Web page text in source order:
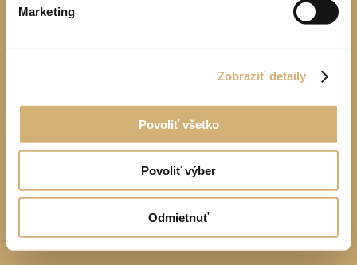
Marketing
Zobraziť detaily
Povoliť všetko
Povoliť výber
Odmietnuť